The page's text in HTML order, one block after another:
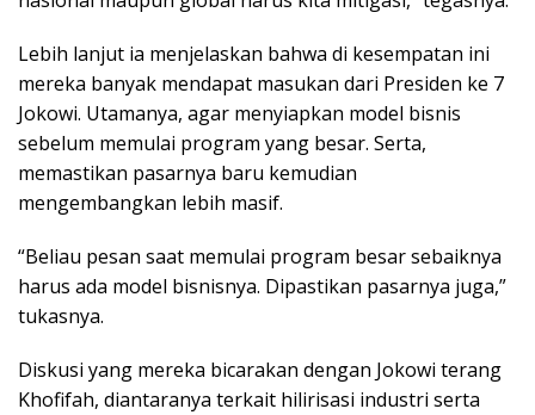
Lebih lanjut ia menjelaskan bahwa di kesempatan ini
mereka banyak mendapat masukan dari Presiden ke 7
Jokowi. Utamanya, agar menyiapkan model bisnis
sebelum memulai program yang besar. Serta,
memastikan pasarnya baru kemudian
mengembangkan lebih masif.
“Beliau pesan saat memulai program besar sebaiknya
harus ada model bisnisnya. Dipastikan pasarnya juga,”
tukasnya.
Diskusi yang mereka bicarakan dengan Jokowi terang
Khofifah, diantaranya terkait hilirisasi industri serta